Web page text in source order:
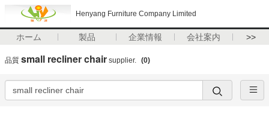
Henyang Furniture Company Limited
ホーム 製品 企業情報 会社案内 >>
品質 small recliner chair supplier. (0)